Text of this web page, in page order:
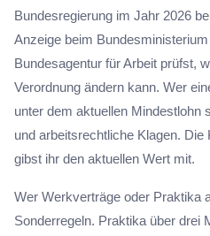
Bundesregierung im Jahr 2026
Anzeige beim
Bundesagentur für Arbeit prüfst,
Verordnung ändern kann. Wer
unter dem aktuellen Mindestlohn
und arbeitsrechtliche Klagen.
gibst ihr den aktuellen Wert mit.
Wer Werkverträge oder Praktika
Sonderregeln. Praktika über drei